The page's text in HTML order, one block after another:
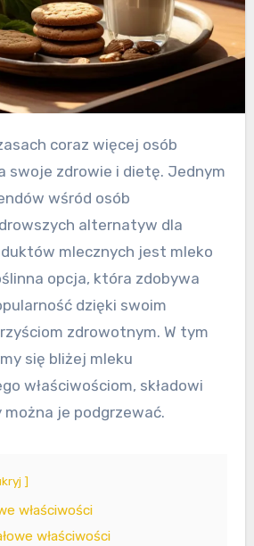
swoje zdrowie i dietę. Jednym
wśród osób
alternatyw dla
mlecznych jest mleko
opcja, która zdobywa
dzięki swoim
zdrowotnym. W tym
się bliżej mleku
właściwościom, składowi
je podgrzewać.
właściwości
właściwości